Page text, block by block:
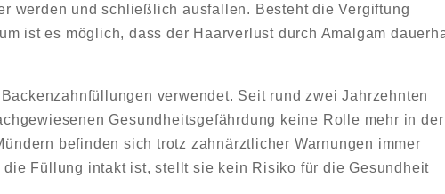
werden und schließlich ausfallen. Besteht die Vergiftung
ist es möglich, dass der Haarverlust durch Amalgam
verwendet. Seit rund zwei Jahrzehnten
Gesundheitsgefährdung keine Rolle mehr in der
befinden sich trotz zahnärztlicher Warnungen immer
Füllung intakt ist, stellt sie kein Risiko für die Gesundheit